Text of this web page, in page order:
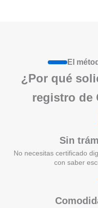
El
¿Por qué
registro de
Sin
No necesitas certificado
con saber